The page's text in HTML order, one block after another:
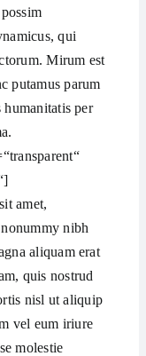
qui
Mirum est
putamus parum
humanitatis per
amet,
nibh
aliquam erat
quis nostrud
nisl ut aliquip
vel eum iriure
molestie